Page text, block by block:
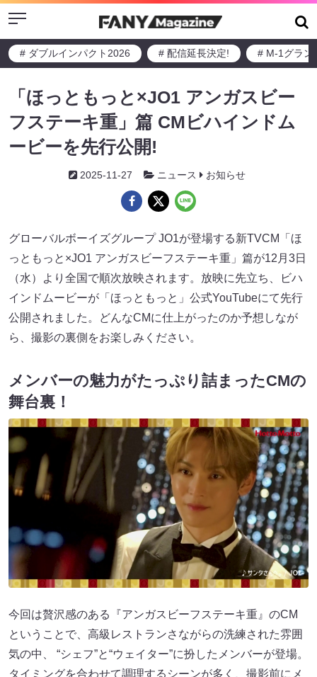
Menu
# ダブルインパクト2026 # 配信延長決定! # M-1グラン
「ほっともっと×JO1 アンガスビー
フステーキ重」篇 CMビハインドム
ービーを先行公開!
2025-11-27 ニュース お知らせ
グローバルボーイズグループ JO1が登場する新TVCM「ほ
っともっと×JO1 アンガスビーフステーキ重」篇が12月3日
（水）より全国で順次放映されます。放映に先立ち、ビハ
インドムービーが「ほっともっと」公式YouTubeにて先行
公開されました。どんなCMに仕上がったのか予想しなが
ら、撮影の裏側をお楽しみください。
メンバーの魅力がたっぷり詰まったCMの
舞台裏！
今回は贅沢感のある『アンガスビーフステーキ重』のCM
ということで、高級レストランさながらの洗練された雰囲
気の中、 “シェフ”と“ウェイター”に扮したメンバーが登場。
タイミングを合わせて調理するシーンが多く、撮影前にメ